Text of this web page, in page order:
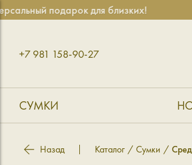
подарок для близких!
+7 981 158-90-27
СУМКИ
Назад Каталог Сумки